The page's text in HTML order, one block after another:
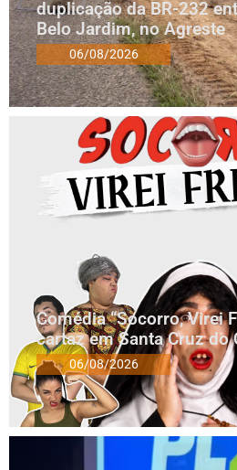
duplicação da BR-232
Belo Jardim, no Agreste
06/08/2026
Comédia “Socorro, Virei
cartaz em Santa Cruz
06/08/2026